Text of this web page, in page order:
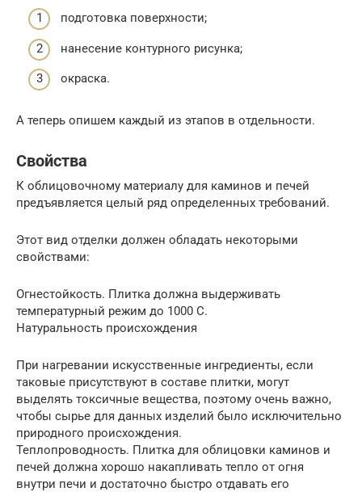
подготовка поверхности;
нанесение контурного рисунка;
окраска.
А теперь опишем каждый из этапов в отдельности.
Свойства
К облицовочному материалу для каминов и печей
предъявляется целый ряд определенных требований.
Этот вид отделки должен обладать некоторыми
свойствами:
Огнестойкость. Плитка должна выдерживать
температурный режим до 1000 С.
Натуральность происхождения
При нагревании искусственные ингредиенты, если
таковые присутствуют в составе плитки, могут
выделять токсичные вещества, поэтому очень важно,
чтобы сырье для данных изделий было исключительно
природного происхождения.
Теплопроводность. Плитка для облицовки каминов и
печей должна хорошо накапливать тепло от огня
внутри печи и достаточно быстро отдавать его